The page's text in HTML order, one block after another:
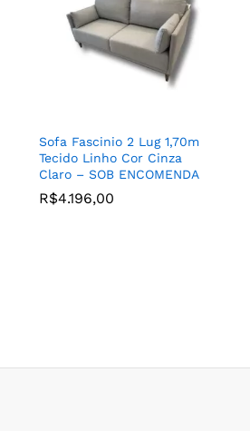
Sofa Fascinio 2 Lug 1,70m
Tecido Linho Cor Cinza
Claro – SOB ENCOMENDA
R$4.196,00